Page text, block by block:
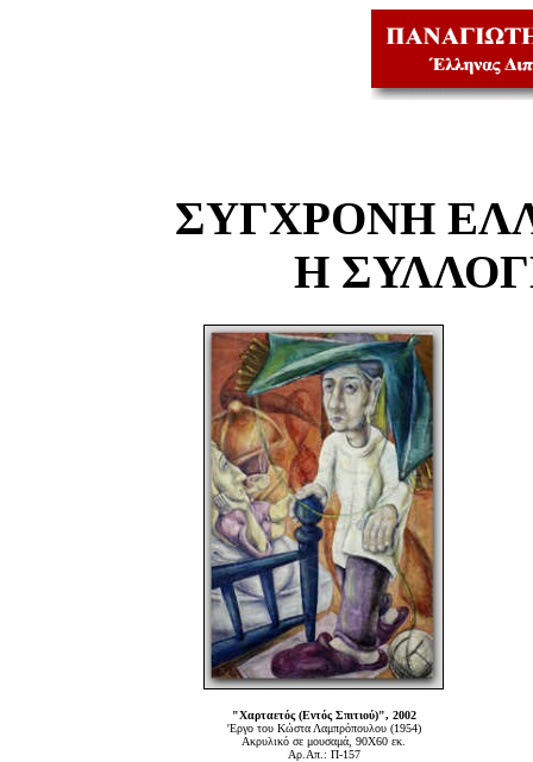
ΣΥΓΧΡΟΝΗ
Η
"Χαρταετός (Εντός Σπιτιού)", 2002
'Εργο του Κώστα Λαμπρόπουλου (1954)
Ακρυλικό σε μουσαμά, 90Χ60 εκ.
Αρ.Απ.: Π-157